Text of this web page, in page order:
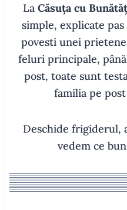
La Căsuța cu
simple, explicate
povesti unei prietene
feluri principale,
post, toate sunt
familia pe
Deschide frigiderul,
vedem ce